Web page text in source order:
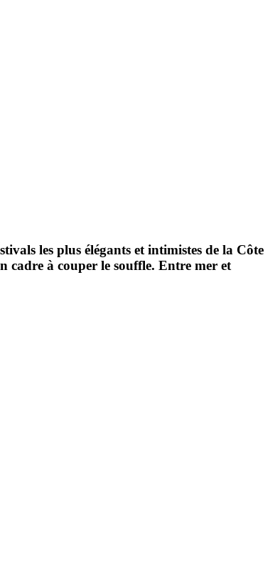
les plus élégants et intimistes de la Côte
cadre à couper le souffle. Entre mer et